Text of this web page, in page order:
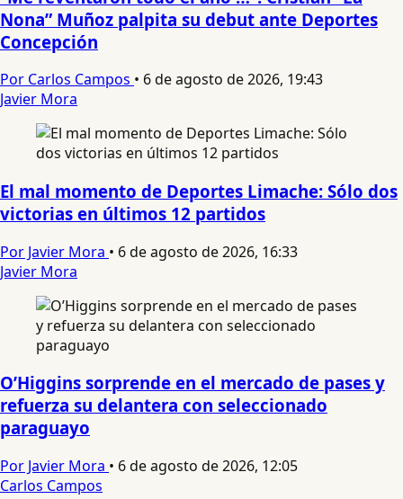
Nona” Muñoz palpita su debut ante Deportes
Concepción
Por Carlos Campos • 6 de agosto de 2026, 19:43
Javier Mora
El mal momento de Deportes Limache: Sólo dos
victorias en últimos 12 partidos
Por Javier Mora • 6 de agosto de 2026, 16:33
Javier Mora
O’Higgins sorprende en el mercado de pases y
refuerza su delantera con seleccionado
paraguayo
Por Javier Mora • 6 de agosto de 2026, 12:05
Carlos Campos